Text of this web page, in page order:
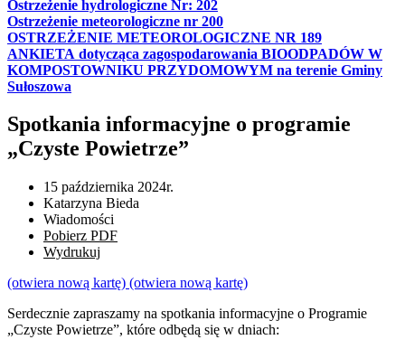
Ostrzeżenie hydrologiczne Nr: 202
Ostrzeżenie meteorologiczne nr 200
OSTRZEŻENIE METEOROLOGICZNE NR 189
ANKIETA dotycząca zagospodarowania BIOODPADÓW W
KOMPOSTOWNIKU PRZYDOMOWYM na terenie Gminy
Sułoszowa
Spotkania informacyjne o programie
„Czyste Powietrze”
15 października 2024r.
Katarzyna Bieda
Wiadomości
Pobierz PDF
Wydrukuj
(otwiera nową kartę) (otwiera nową kartę)
Serdecznie zapraszamy na spotkania informacyjne o Programie
„Czyste Powietrze”, które odbędą się w dniach: